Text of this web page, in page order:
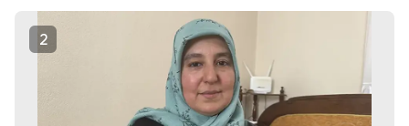
2